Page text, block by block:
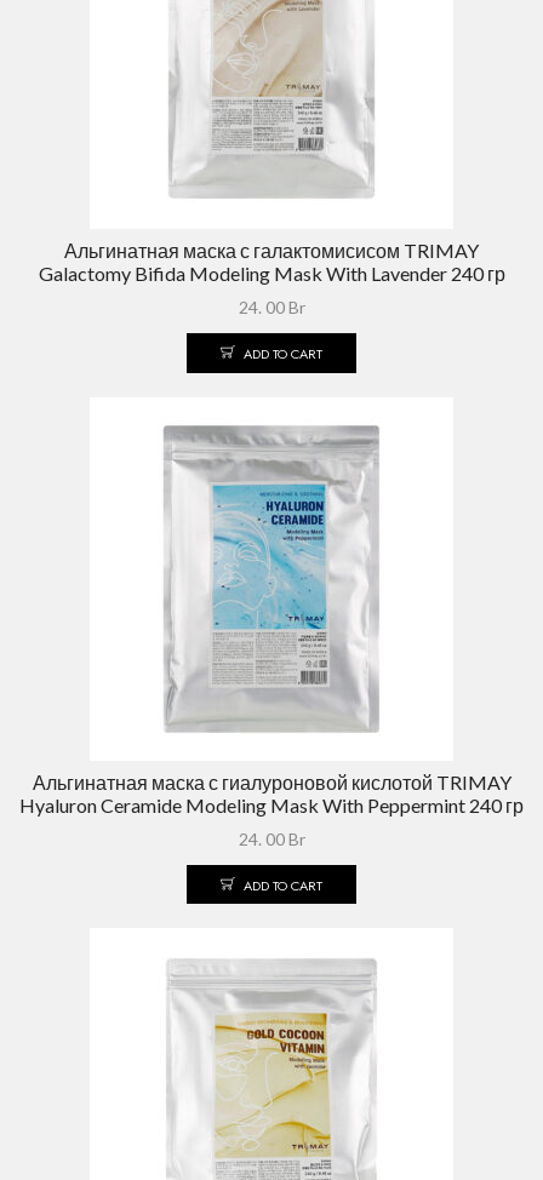
Альгинатная маска с галактомисисом TRIMAY
Galactomy Bifida Modeling Mask With Lavender 240 гр
24. 00Br
ADD TO CART
Альгинатная маска с гиалуроновой кислотой TRIMAY
Hyaluron Ceramide Modeling Mask With Peppermint 240 гр
24. 00Br
ADD TO CART